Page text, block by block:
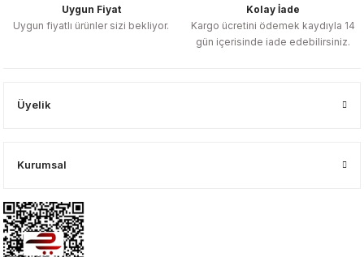
Uygun Fiyat
Uygun fiyatlı ürünler sizi bekliyor.
Kolay İade
Kargo ücretini ödemek kaydıyla 14
gün içerisinde iade edebilirsiniz.
Üyelik
Kurumsal